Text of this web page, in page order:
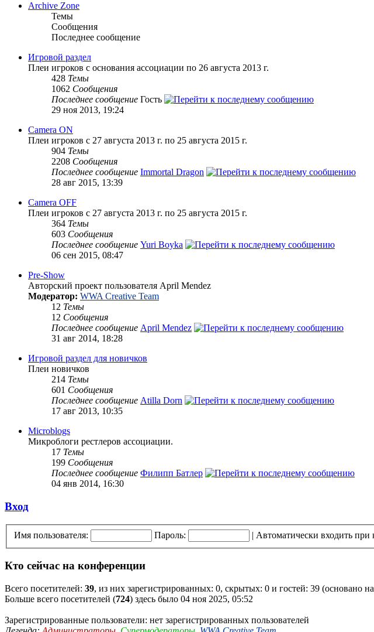
Archive Zone
Темы
Сообщения
Последнее сообщение
Игровой раздел
Плеи игроков с основания ассоциации по 26 августа 2013 г.
428 Темы
1062 Сообщения
Последнее сообщение Гость
29 ноя 2013, 19:24
Camera ON
Плеи игроков с 27 августа 2013 г. по 25 августа 2015 г.
904 Темы
2208 Сообщения
Последнее сообщение Immortal Dragon
28 авг 2015, 13:39
Camera OFF
Плеи игроков с 27 августа 2013 г. по 25 августа 2015 г.
364 Темы
603 Сообщения
Последнее сообщение Yuri Boyka
06 сен 2015, 08:47
Pre-Show
Авторский проект пользователя April Mendez
Модератор: WWA Creative Team
12 Темы
12 Сообщения
Последнее сообщение April Mendez
31 авг 2014, 18:28
Игровой раздел для новичков
Плеи новичков
214 Темы
601 Сообщения
Последнее сообщение Atilla Dorn
17 авг 2013, 10:35
Microblogs
Микроблоги рестлеров ассоциации.
17 Темы
199 Сообщения
Последнее сообщение Филипп Батлер
04 янв 2014, 16:30
Вход
Имя пользователя: Пароль: | Автоматически входить
Кто сейчас на конференции
Всего посетителей: 39, из них зарегистрированных: 0, скрытых: 0 и гостей: 39 (основано
Больше всего посетителей (724) здесь было 04 ноя 2025, 05:52
Зарегистрированные пользователи: нет зарегистрированных пользователей